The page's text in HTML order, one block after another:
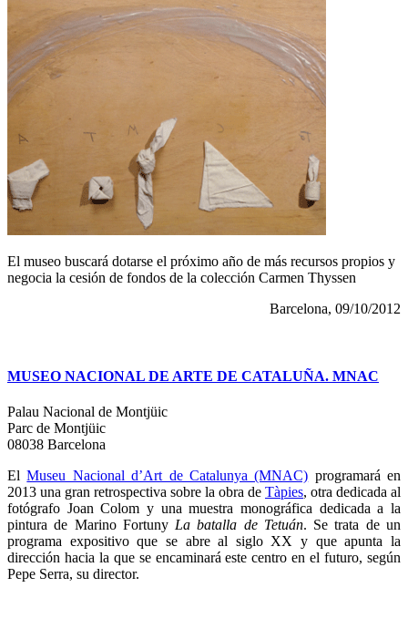
El museo buscará dotarse el próximo año de más recursos propios y
negocia la cesión de fondos de la colección Carmen Thyssen
Barcelona, 09/10/2012
MUSEO NACIONAL DE ARTE DE CATALUÑA. MNAC
Palau Nacional de Montjüic
Parc de Montjüic
08038 Barcelona
ElMuseu Nacional d’Art de Catalunya (MNAC) programará en
2013 una gran retrospectiva sobre la obra de Tàpies, otra dedicada al
fotógrafo Joan Colom y una muestra monográfica dedicada a la
pintura de Marino Fortuny La batalla de Tetuán. Se trata de un
programa expositivo que se abre al siglo XX y que apunta la
dirección hacia la que se encaminará este centro en el futuro, según
Pepe Serra, su director.